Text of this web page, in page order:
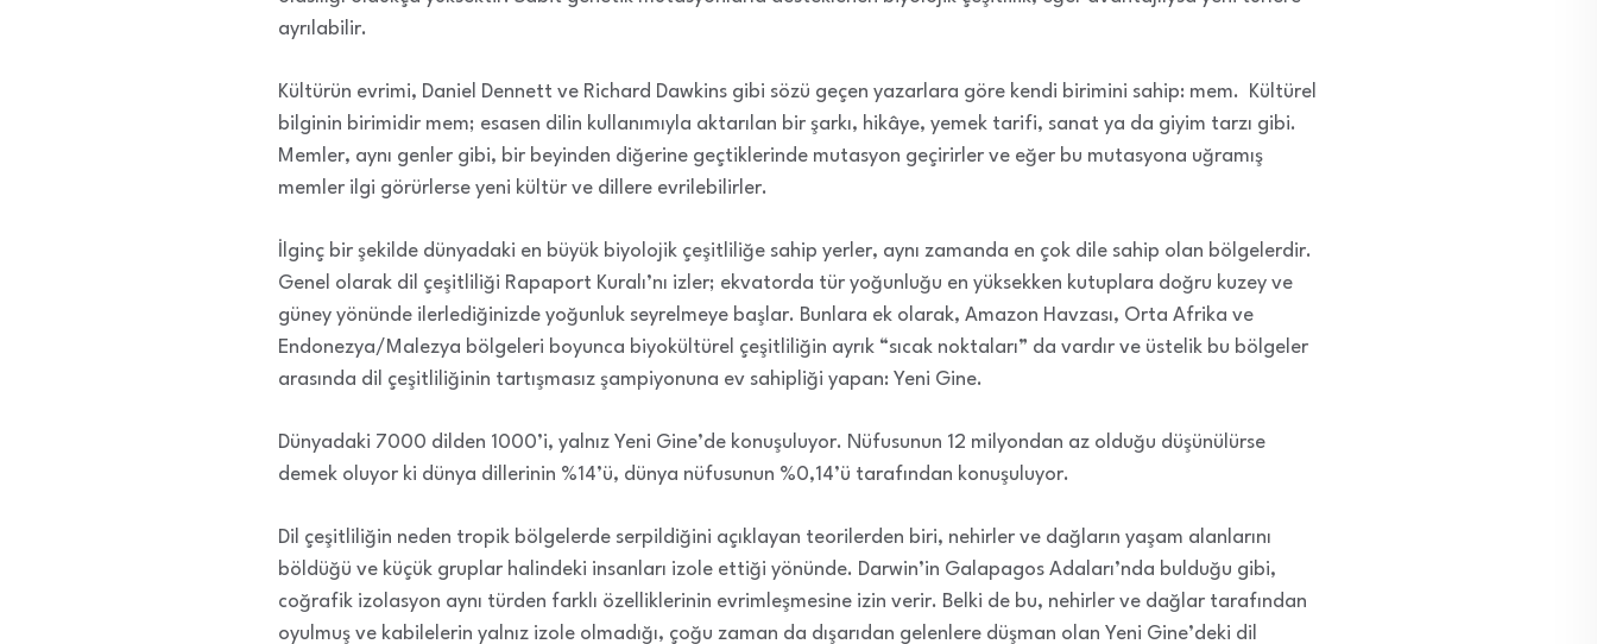
ayrılabilir.
Kültürün evrimi, Daniel Dennett ve Richard Dawkins gibi sözü geçen yazarlara göre kendi birimini sahip: mem. Kültürel
bilginin birimidir mem; esasen dilin kullanımıyla aktarılan bir şarkı, hikâye, yemek tarifi, sanat ya da giyim tarzı gibi.
Memler, aynı genler gibi, bir beyinden diğerine geçtiklerinde mutasyon geçirirler ve eğer bu mutasyona uğramış
memler ilgi görürlerse yeni kültür ve dillere evrilebilirler.
İlginç bir şekilde dünyadaki en büyük biyolojik çeşitliliğe sahip yerler, aynı zamanda en çok dile sahip olan bölgelerdir.
Genel olarak dil çeşitliliği Rapaport Kuralı’nı izler; ekvatorda tür yoğunluğu en yüksekken kutuplara doğru kuzey ve
güney yönünde ilerlediğinizde yoğunluk seyrelmeye başlar. Bunlara ek olarak, Amazon Havzası, Orta Afrika ve
Endonezya/Malezya bölgeleri boyunca biyokültürel çeşitliliğin ayrık “sıcak noktaları” da vardır ve üstelik bu bölgeler
arasında dil çeşitliliğinin tartışmasız şampiyonuna ev sahipliği yapan: Yeni Gine.
Dünyadaki 7000 dilden 1000’i, yalnız Yeni Gine’de konuşuluyor. Nüfusunun 12 milyondan az olduğu düşünülürse
demek oluyor ki dünya dillerinin %14’ü, dünya nüfusunun %0,14’ü tarafından konuşuluyor.
Dil çeşitliliğin neden tropik bölgelerde serpildiğini açıklayan teorilerden biri, nehirler ve dağların yaşam alanlarını
böldüğü ve küçük gruplar halindeki insanları izole ettiği yönünde. Darwin’in Galapagos Adaları’nda bulduğu gibi,
coğrafik izolasyon aynı türden farklı özelliklerinin evrimleşmesine izin verir. Belki de bu, nehirler ve dağlar tarafından
oyulmuş ve kabilelerin yalnız izole olmadığı, çoğu zaman da dışarıdan gelenlere düşman olan Yeni Gine’deki dil